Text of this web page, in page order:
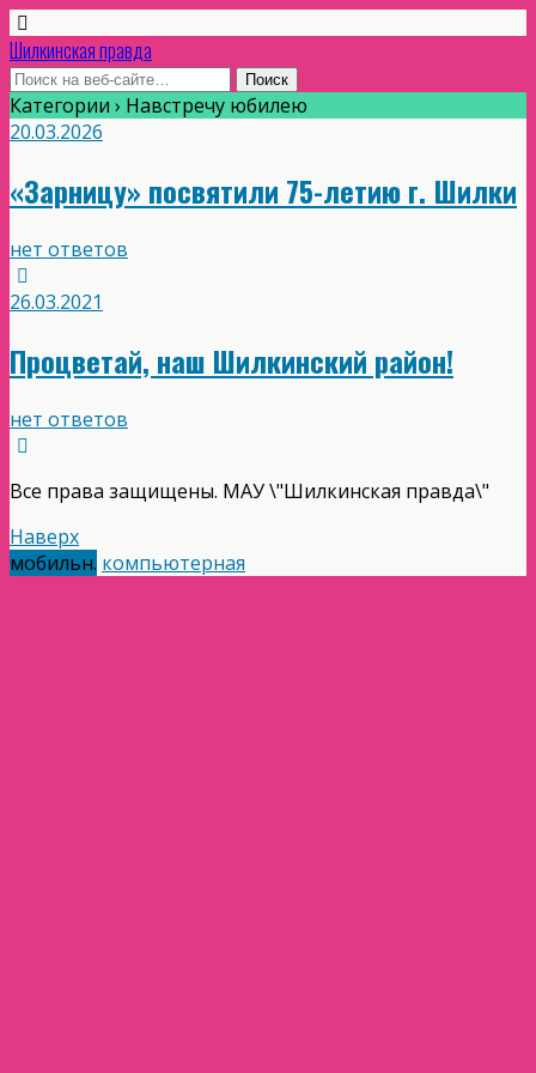
Шилкинская правда
Категории › Навстречу юбилею
20.03.2026
«Зарницу» посвятили 75-летию г. Шилки
нет ответов
26.03.2021
Процветай, наш Шилкинский район!
нет ответов
Все права защищены. МАУ \"Шилкинская правда\"
Наверх
мобильн. компьютерная